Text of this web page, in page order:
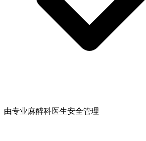
由专业麻醉科医生安全管理